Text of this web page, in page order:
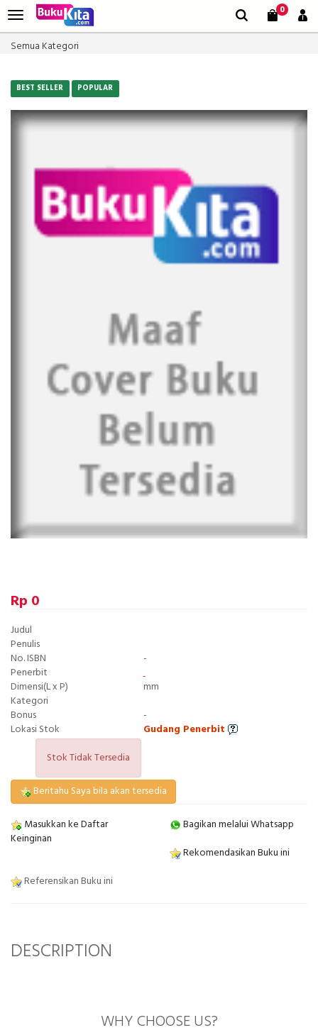
0
Semua Kategori
BEST SELLER POPULAR
Rp 0
Judul
Penulis
No. ISBN
-
Penerbit
Dimensi(L x P)
mm
Kategori
Bonus
-
Lokasi Stok
Gudang Penerbit
Stok Tidak Tersedia
Beritahu Saya bila akan tersedia
Masukkan ke Daftar
Keinginan
Bagikan melalui Whatsapp
Rekomendasikan Buku ini
Referensikan Buku ini
DESCRIPTION
WHY CHOOSE US?